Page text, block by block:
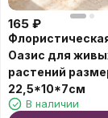
165 ₽
Оазис для
растений
22,5*10*7см
В наличии